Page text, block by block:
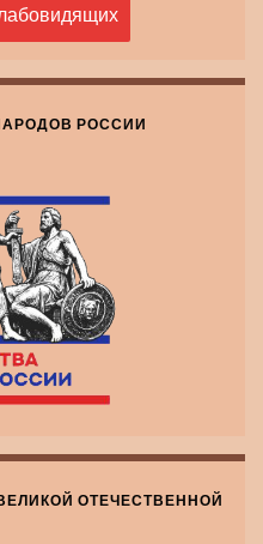
РОССИИ
ОТЕЧЕСТВЕННОЙ